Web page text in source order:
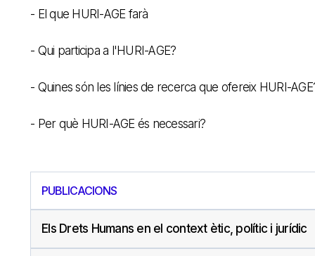
- El que HURI-AGE farà
- Qui participa a l'HURI-AGE?
- Quines són les línies de recerca que ofereix HURI-
- Per què HURI-AGE és necessari?
PUBLICACIONS
Els Drets Humans en el context ètic, polític i jurídic